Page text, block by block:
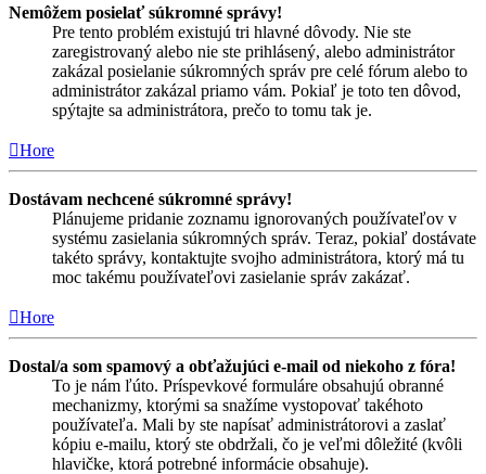
Nemôžem posielať súkromné správy!
Pre tento problém existujú tri hlavné dôvody. Nie ste
zaregistrovaný alebo nie ste prihlásený, alebo administrátor
zakázal posielanie súkromných správ pre celé fórum alebo to
administrátor zakázal priamo vám. Pokiaľ je toto ten dôvod,
spýtajte sa administrátora, prečo to tomu tak je.
Hore
Dostávam nechcené súkromné správy!
Plánujeme pridanie zoznamu ignorovaných používateľov v
systému zasielania súkromných správ. Teraz, pokiaľ dostávate
takéto správy, kontaktujte svojho administrátora, ktorý má tu
moc takému používateľovi zasielanie správ zakázať.
Hore
Dostal/a som spamový a obťažujúci e-mail od niekoho z fóra!
To je nám ľúto. Príspevkové formuláre obsahujú obranné
mechanizmy, ktorými sa snažíme vystopovať takéhoto
používateľa. Mali by ste napísať administrátorovi a zaslať
kópiu e-mailu, ktorý ste obdržali, čo je veľmi dôležité (kvôli
hlavičke, ktorá potrebné informácie obsahuje).